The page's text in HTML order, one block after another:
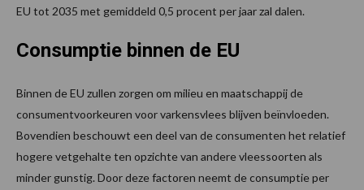
EU tot 2035 met gemiddeld 0,5 procent per jaar zal dalen.
Consumptie binnen de EU
Binnen de EU zullen zorgen om milieu en maatschappij de
consumentvoorkeuren voor varkensvlees blijven beïnvloeden.
Bovendien beschouwt een deel van de consumenten het relatief
hogere vetgehalte ten opzichte van andere vleessoorten als
minder gunstig. Door deze factoren neemt de consumptie per